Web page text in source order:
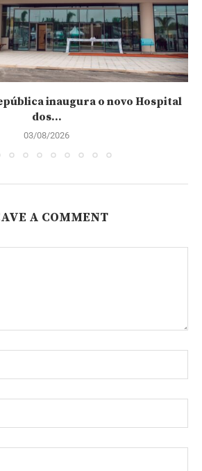
inaugura o novo Hospital
dos...
03/08/2026
A COMMENT